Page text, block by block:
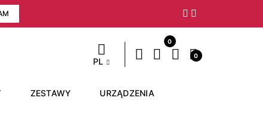
Następny
PL
0
0
ZESTAWY URZĄDZENIA